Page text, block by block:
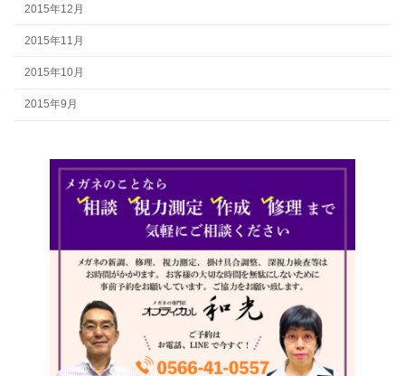
2015年12月
2015年11月
2015年10月
2015年9月